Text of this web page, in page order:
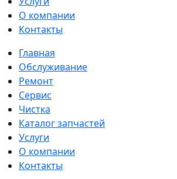
О компании
Контакты
Главная
Обслуживание
Ремонт
Сервис
Чистка
Каталог запчастей
Услуги
О компании
Контакты